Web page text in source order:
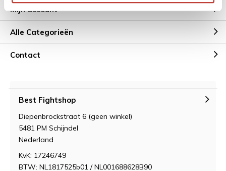
Mijn account
Alle Categorieën
Contact
Best Fightshop
Diepenbrockstraat 6 (geen winkel)
5481 PM Schijndel
Nederland
KvK: 17246749
BTW: NL1817525b01 / NL001688628B90